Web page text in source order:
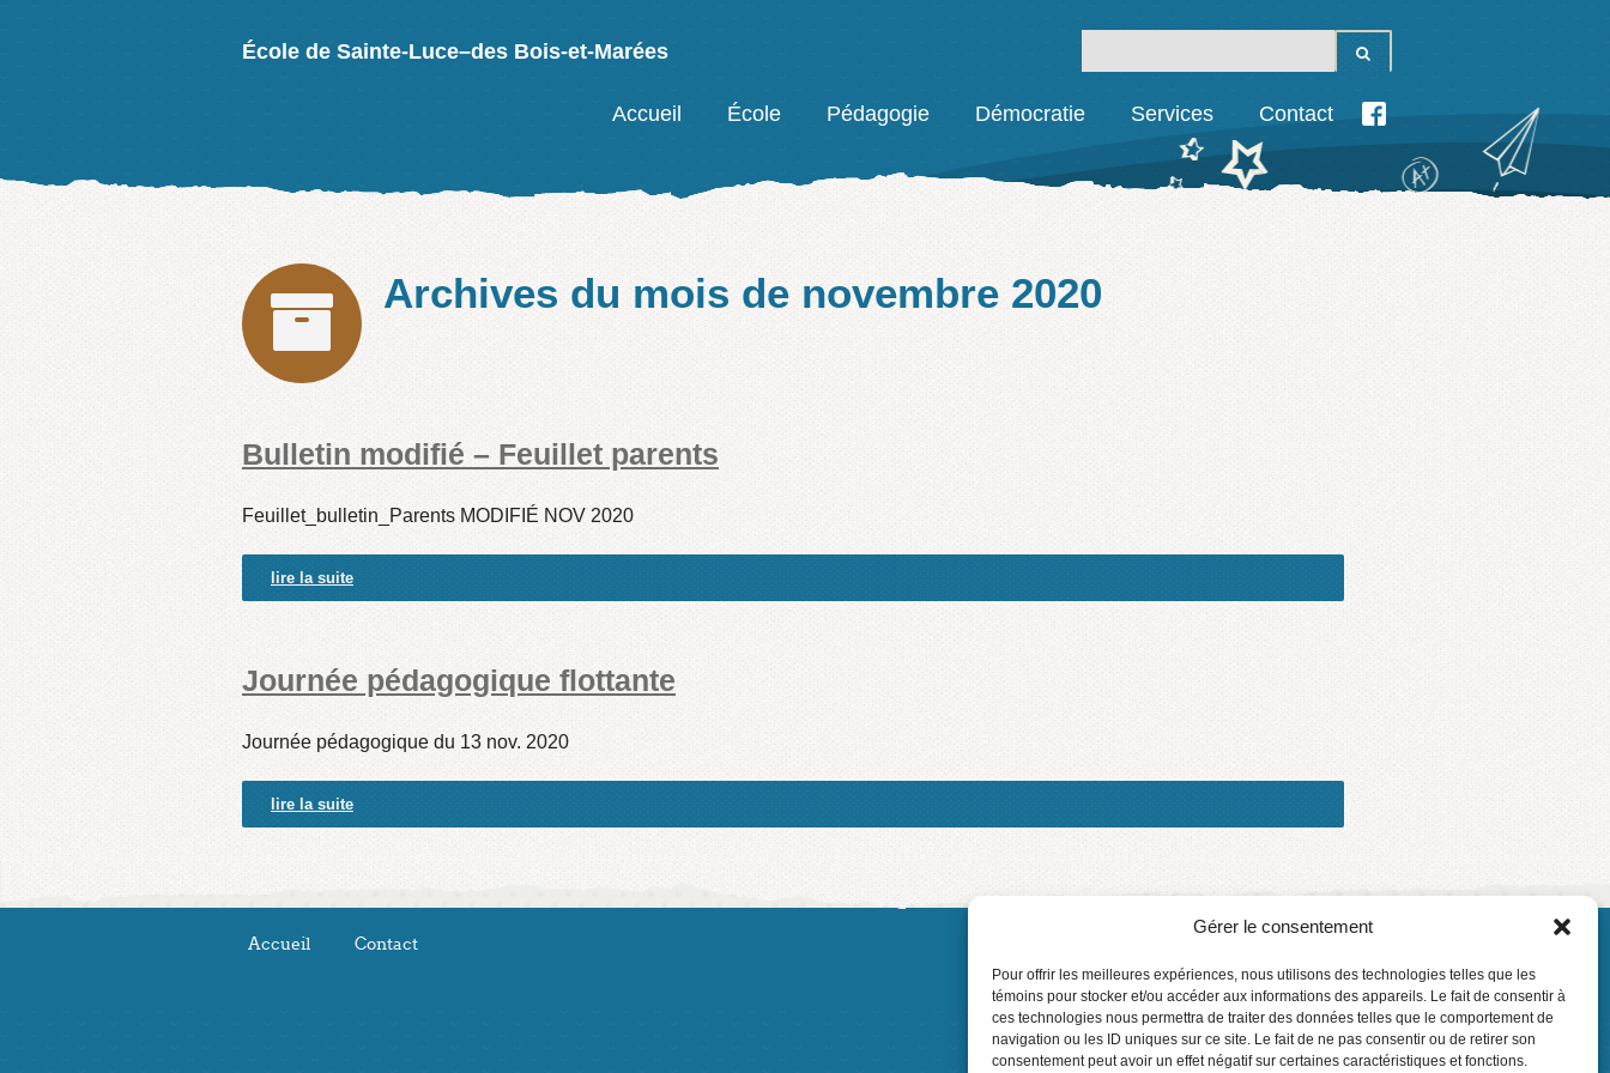
Gérer le consentement
Pour offrir les meilleures expériences, nous utilisons des technologies telles que les
témoins pour stocker et/ou accéder aux informations des appareils. Le fait de consentir à
ces technologies nous permettra de traiter des données telles que le comportement de
navigation ou les ID uniques sur ce site. Le fait de ne pas consentir ou de retirer son
consentement peut avoir un effet négatif sur certaines caractéristiques et fonctions.
École de Sainte-Luce–des Bois-et-Marées
Accueil École Pédagogie Démocratie Services Contact
Facebook
Archives du mois de novembre 2020
Bulletin modifié – Feuillet parents
Feuillet_bulletin_Parents MODIFIÉ NOV 2020
lire la suite
Journée pédagogique flottante
Journée pédagogique du 13 nov. 2020
lire la suite
Accueil Contact
Connexion